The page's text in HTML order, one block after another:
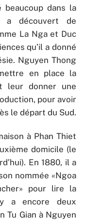
dans la
a découvert de
La Nga et Duc
qu’il a donné
Nguyen Thong
en place la
leur donner une
pour avoir
le départ du Sud.
à Phan Thiet
domicile (le
En 1880, il a
nommée «Ngoa
pour lire la
a encore deux
Tu Gian à Nguyen